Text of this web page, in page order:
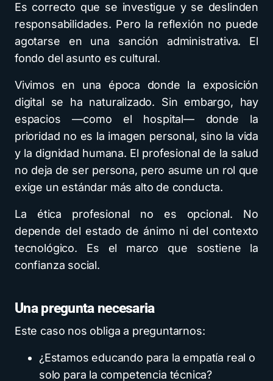
Es correcto que se investigue y se deslinden
responsabilidades. Pero la reflexión no puede
agotarse en una sanción administrativa. El
fondo del asunto es cultural.
Vivimos en una época donde la exposición
digital se ha naturalizado. Sin embargo, hay
espacios —como el hospital— donde la
prioridad no es la imagen personal, sino la vida
y la dignidad humana. El profesional de la salud
no deja de ser persona, pero asume un rol que
exige un estándar más alto de conducta.
La ética profesional no es opcional. No
depende del estado de ánimo ni del contexto
tecnológico. Es el marco que sostiene la
confianza social.
Una pregunta necesaria
Este caso nos obliga a preguntarnos:
¿Estamos educando para la empatía real o
solo para la competencia técnica?